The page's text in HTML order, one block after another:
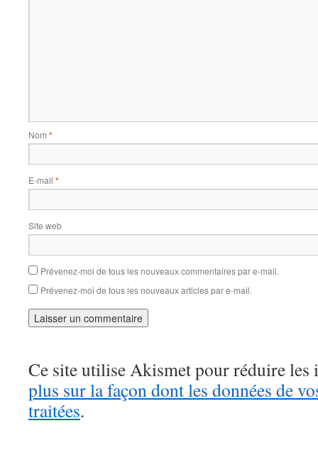
Nom *
E-mail *
Site web
Prévenez-moi de tous les nouveaux commentaires par e-mail.
Prévenez-moi de tous les nouveaux articles par e-mail.
Ce site utilise Akismet pour réduire les
plus sur la façon dont les données de
traitées.